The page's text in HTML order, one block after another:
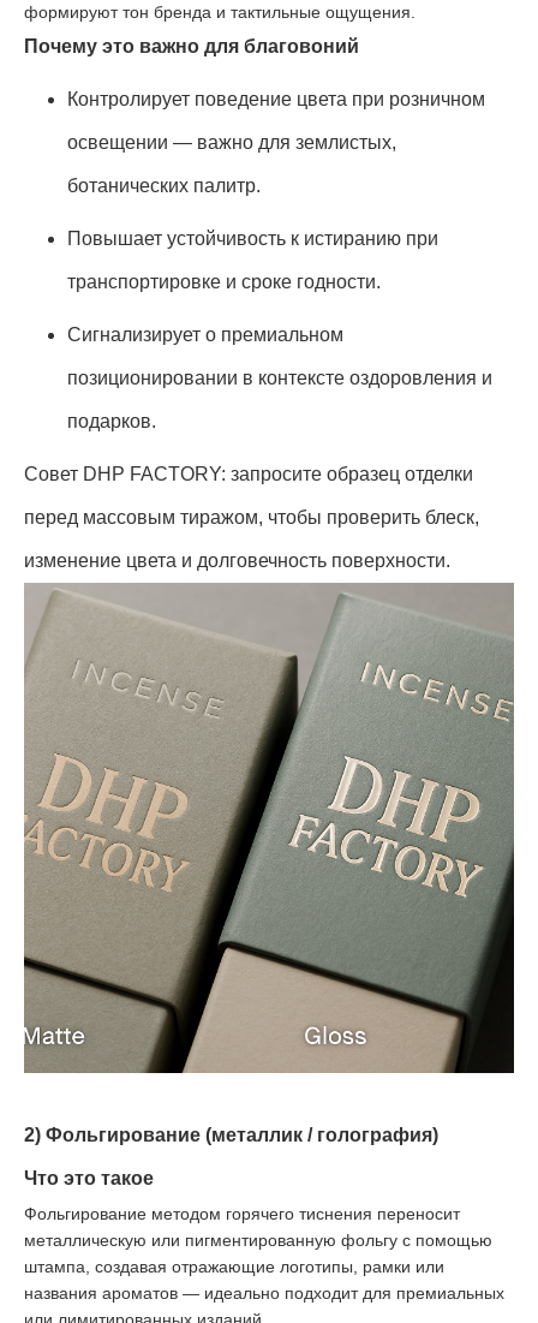
формируют тон бренда и тактильные ощущения.
Почему это важно для благовоний
Контролирует поведение цвета при розничном
освещении — важно для землистых,
ботанических палитр.
Повышает устойчивость к истиранию при
транспортировке и сроке годности.
Сигнализирует о премиальном
позиционировании в контексте оздоровления и
подарков.
Совет DHP FACTORY: запросите образец отделки
перед массовым тиражом, чтобы проверить блеск,
изменение цвета и долговечность поверхности.
2) Фольгирование (металлик / голография)
Что это такое
Фольгирование методом горячего тиснения переносит
металлическую или пигментированную фольгу с помощью
штампа, создавая отражающие логотипы, рамки или
названия ароматов — идеально подходит для премиальных
или лимитированных изданий.